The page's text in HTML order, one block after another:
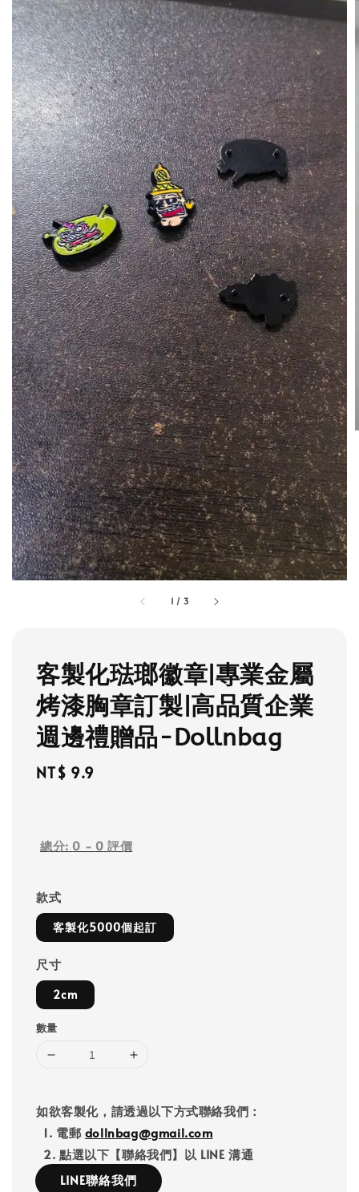
1 / 3
客製化琺瑯徽章|專業金屬
烤漆胸章訂製|高品質企業
週邊禮贈品-Dollnbag
Regular
NT$ 9.9
總分: 0 - 0 評價
款式
客製化5000個起訂
尺寸
2cm
數量
如欲客製化，請透過以下方式聯絡我們：
1. 電郵 dollnbag@gmail.com
2. 點選以下【聯絡我們】以 LINE 溝通
LINE聯絡我們